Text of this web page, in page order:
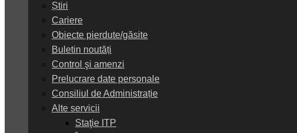
Știri
Cariere
Obiecte pierdute/găsite
Buletin noutăți
Control şi amenzi
Prelucrare date personale
Consiliul de Administrație
Alte servicii
Staţie ITP